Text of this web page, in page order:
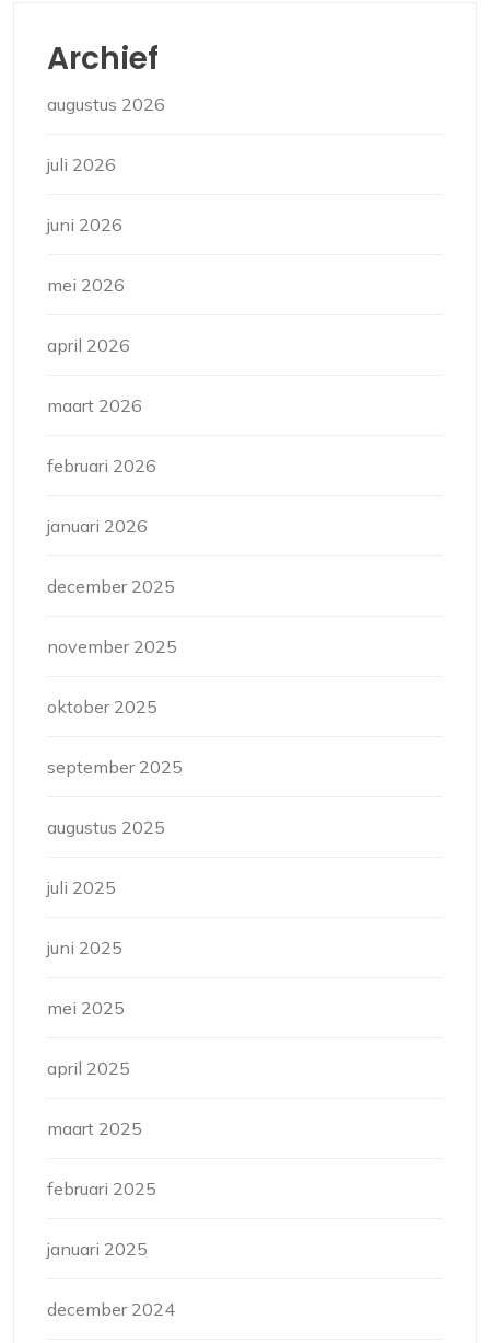
Archief
augustus 2026
juli 2026
juni 2026
mei 2026
april 2026
maart 2026
februari 2026
januari 2026
december 2025
november 2025
oktober 2025
september 2025
augustus 2025
juli 2025
juni 2025
mei 2025
april 2025
maart 2025
februari 2025
januari 2025
december 2024